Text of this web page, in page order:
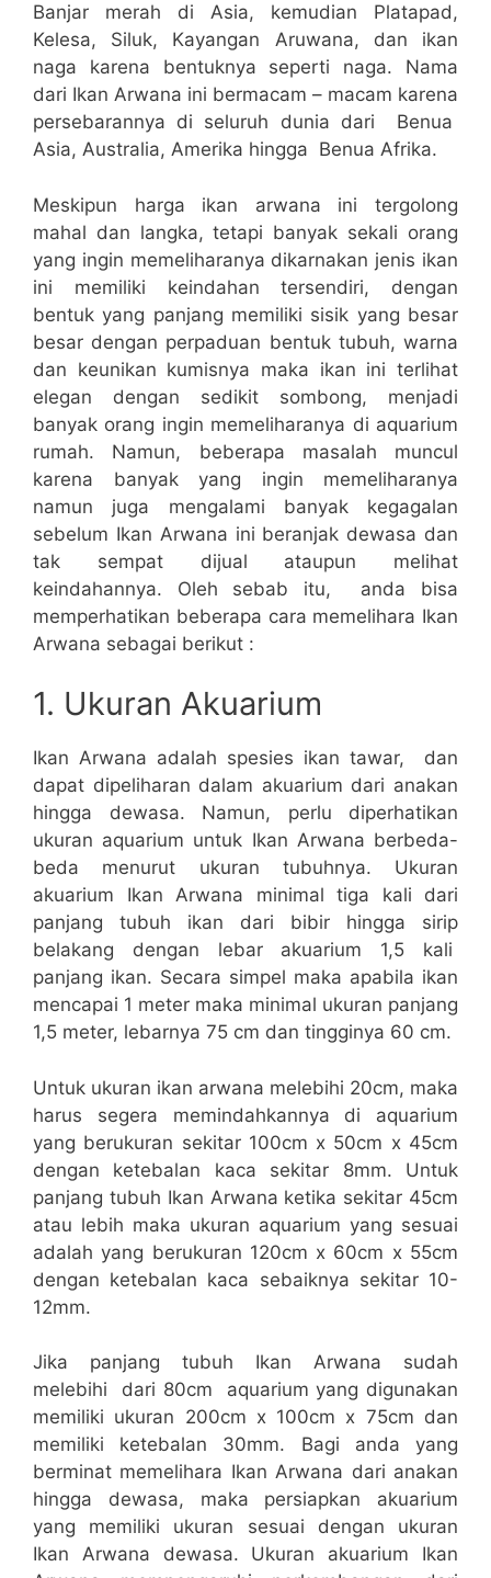
Banjar merah di Asia, kemudian Platapad,
Kelesa, Siluk, Kayangan Aruwana, dan ikan
naga karena bentuknya seperti naga. Nama
dari Ikan Arwana ini bermacam – macam karena
persebarannya di seluruh dunia dari Benua
Asia, Australia, Amerika hingga Benua Afrika.
Meskipun harga ikan arwana ini tergolong
mahal dan langka, tetapi banyak sekali orang
yang ingin memeliharanya dikarnakan jenis ikan
ini memiliki keindahan tersendiri, dengan
bentuk yang panjang memiliki sisik yang besar
besar dengan perpaduan bentuk tubuh, warna
dan keunikan kumisnya maka ikan ini terlihat
elegan dengan sedikit sombong, menjadi
banyak orang ingin memeliharanya di aquarium
rumah. Namun, beberapa masalah muncul
karena banyak yang ingin memeliharanya
namun juga mengalami banyak kegagalan
sebelum Ikan Arwana ini beranjak dewasa dan
tak sempat dijual ataupun melihat
keindahannya. Oleh sebab itu, anda bisa
memperhatikan beberapa cara memelihara Ikan
Arwana sebagai berikut :
1. Ukuran Akuarium
Ikan Arwana adalah spesies ikan tawar, dan
dapat dipeliharan dalam akuarium dari anakan
hingga dewasa. Namun, perlu diperhatikan
ukuran aquarium untuk Ikan Arwana berbeda-
beda menurut ukuran tubuhnya. Ukuran
akuarium Ikan Arwana minimal tiga kali dari
panjang tubuh ikan dari bibir hingga sirip
belakang dengan lebar akuarium 1,5 kali
panjang ikan. Secara simpel maka apabila ikan
mencapai 1 meter maka minimal ukuran panjang
1,5 meter, lebarnya 75 cm dan tingginya 60 cm.
Untuk ukuran ikan arwana melebihi 20cm, maka
harus segera memindahkannya di aquarium
yang berukuran sekitar 100cm x 50cm x 45cm
dengan ketebalan kaca sekitar 8mm. Untuk
panjang tubuh Ikan Arwana ketika sekitar 45cm
atau lebih maka ukuran aquarium yang sesuai
adalah yang berukuran 120cm x 60cm x 55cm
dengan ketebalan kaca sebaiknya sekitar 10-
12mm.
Jika panjang tubuh Ikan Arwana sudah
melebihi dari 80cm aquarium yang digunakan
memiliki ukuran 200cm x 100cm x 75cm dan
memiliki ketebalan 30mm. Bagi anda yang
berminat memelihara Ikan Arwana dari anakan
hingga dewasa, maka persiapkan akuarium
yang memiliki ukuran sesuai dengan ukuran
Ikan Arwana dewasa. Ukuran akuarium Ikan